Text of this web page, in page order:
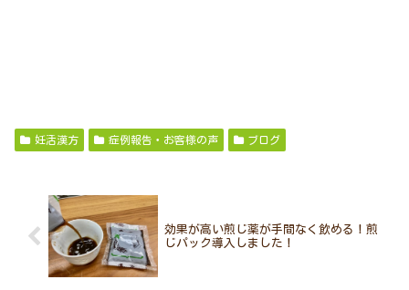
妊活漢方 症例報告・お客様の声 ブログ
効果が高い煎じ薬が手間なく飲める！煎
じパック導入しました！